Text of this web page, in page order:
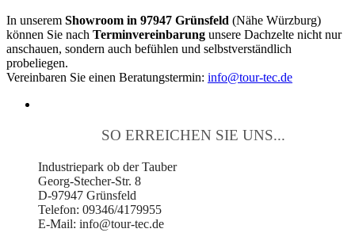
In unserem Showroom in 97947 Grünsfeld (Nähe Würzburg)
können Sie nach Terminvereinbarung unsere Dachzelte nicht nur
anschauen, sondern auch befühlen und selbstverständlich
probeliegen.
Vereinbaren Sie einen Beratungstermin: info@tour-tec.de
SO ERREICHEN SIE UNS...
Industriepark ob der Tauber
Georg-Stecher-Str. 8
D-97947 Grünsfeld
Telefon: 09346/4179955
E-Mail: info@tour-tec.de